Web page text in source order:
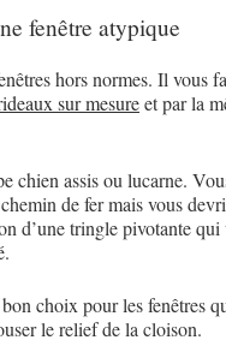
fenêtre atypique
hors normes. Il vous
sur mesureet par la
chien assis ou lucarne.
de fer mais vous
d’une tringle pivotante qui
choix pour les fenêtres
le relief de la cloison.